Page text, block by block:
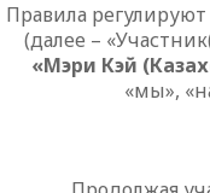
Правила
(далее –
«Мэри Кэй
«мы»,